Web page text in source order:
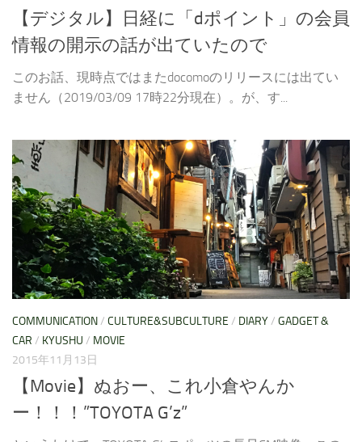
【デジタル】日経に「dポイント」の会員
情報の開示の話が出ていたので
このお話、現時点ではまたdocomoのリリースには出てい
ません（2019/03/09 17時22分現在）。が、す...
COMMUNICATION/ CULTURE&SUBCULTURE / DIARY/ GADGET &
CAR / KYUSHU / MOVIE
2015年11月13日
【Movie】ぬおー、これ小倉やんか
ー！！！”TOYOTA G’z”